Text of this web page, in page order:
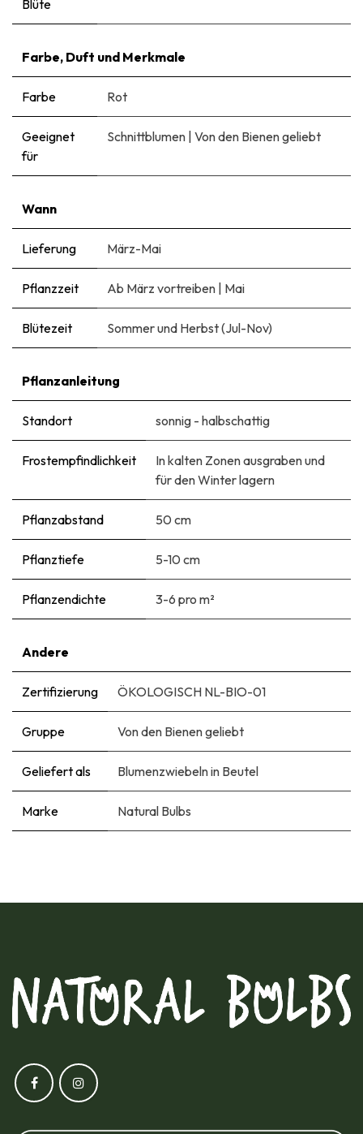
Blüte
Farbe, Duft und Merkmale
Farbe Rot
Geeignet
für
Schnittblumen | Von den Bienen geliebt
Wann
Lieferung März-Mai
Pflanzzeit Ab März vortreiben | Mai
Blütezeit Sommer und Herbst (Jul-Nov)
Pflanzanleitung
Standort sonnig - halbschattig
Frostempfindlichkeit
In kalten Zonen ausgraben und
für den Winter lagern
Pflanzabstand 50 cm
Pflanztiefe 5-10 cm
Pflanzendichte 3-6 pro m²
Andere
Zertifizierung ÖKOLOGISCH NL-BIO-01
Gruppe Von den Bienen geliebt
Geliefert als Blumenzwiebeln in Beutel
Marke Natural Bulbs